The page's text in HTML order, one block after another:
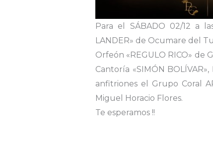
Para el SÁBADO 02/12 a
LANDER» de Ocumare del
Orfeón «REGULO RICO» de
Cantoría «SIMÓN
anfitriones el Grupo Coral
Miguel Horacio Flores.
Te esperamos !!